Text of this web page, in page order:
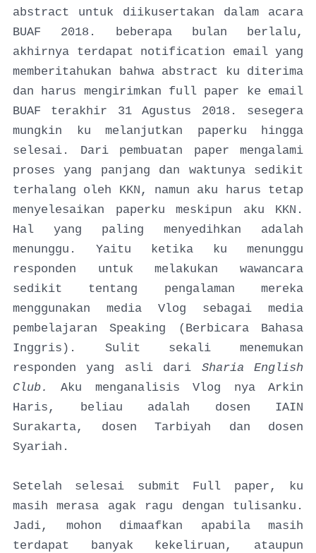
abstract untuk diikusertakan dalam acara
BUAF 2018. beberapa bulan berlalu,
akhirnya terdapat notification email yang
memberitahukan bahwa abstract ku diterima
dan harus mengirimkan full paper ke email
BUAF terakhir 31 Agustus 2018. sesegera
mungkin ku melanjutkan paperku hingga
selesai. Dari pembuatan paper mengalami
proses yang panjang dan waktunya sedikit
terhalang oleh KKN, namun aku harus tetap
menyelesaikan paperku meskipun aku KKN.
Hal yang paling menyedihkan adalah
menunggu. Yaitu ketika ku menunggu
responden untuk melakukan wawancara
sedikit tentang pengalaman mereka
menggunakan media Vlog sebagai media
pembelajaran Speaking (Berbicara Bahasa
Inggris). Sulit sekali menemukan
responden yang asli dari Sharia English
Club.Aku menganalisis Vlog nya Arkin
Haris, beliau adalah dosen IAIN
Surakarta, dosen Tarbiyah dan dosen
Syariah.
Setelah selesai submit Full paper, ku
masih merasa agak ragu dengan tulisanku.
Jadi, mohon dimaafkan apabila masih
terdapat banyak kekeliruan, ataupun